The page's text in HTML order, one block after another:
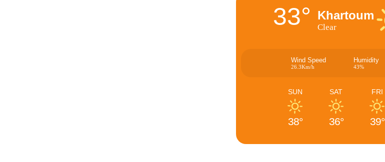
Khartoum
Clear
33°
Humidity
43%
Wind Speed
26.3Km/h
FRI
39°
SAT
36°
SUN
38°